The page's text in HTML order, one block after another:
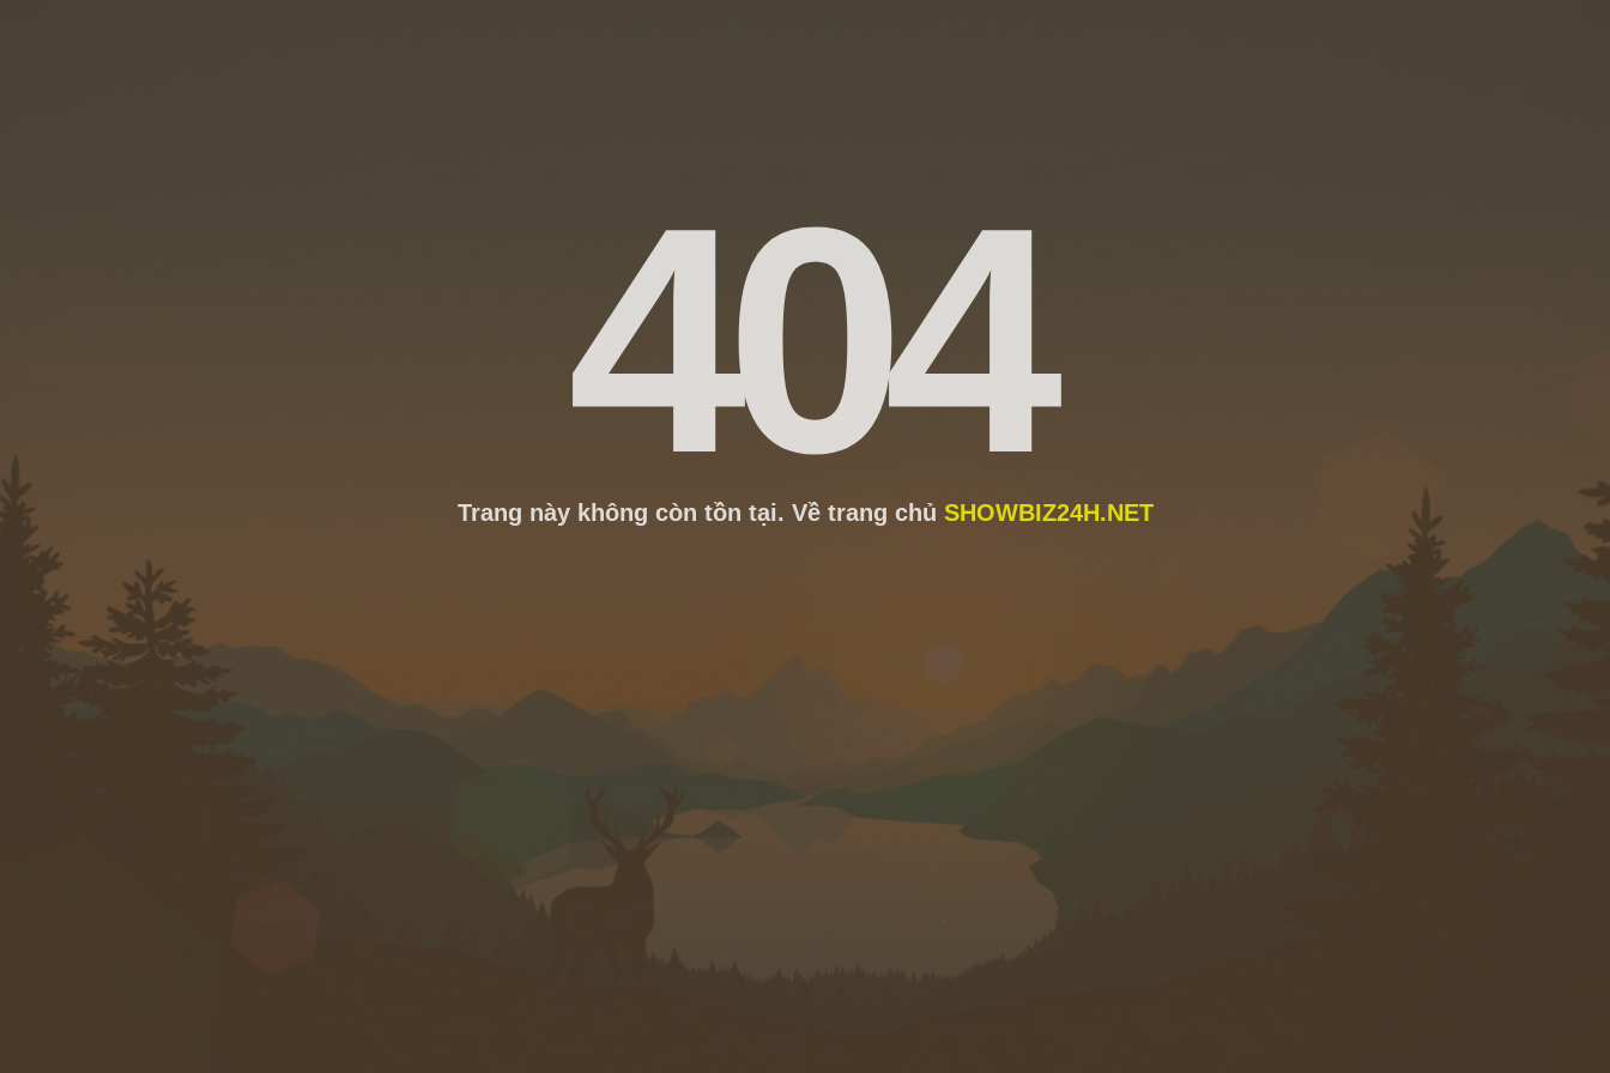
404
Trang này không còn tồn tại. Về trang chủ SHOWBIZ24H.NET